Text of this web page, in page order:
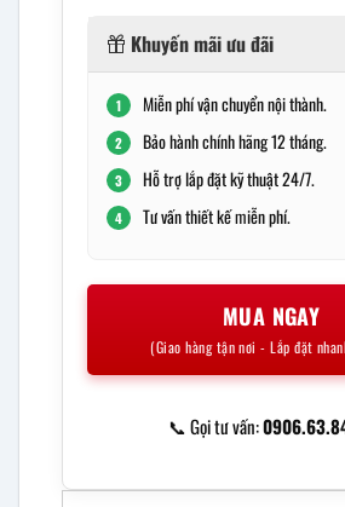
Khuyến mãi ưu đãi
1 Miễn phí vận chuyển nội thành.
2 Bảo hành chính hãng 12 tháng.
3 Hỗ trợ lắp đặt kỹ thuật 24/7.
4 Tư vấn thiết kế miễn phí.
MUA NGAY
(Giao hàng tận nơi - Lắp đặt
📞 Gọi tư vấn: